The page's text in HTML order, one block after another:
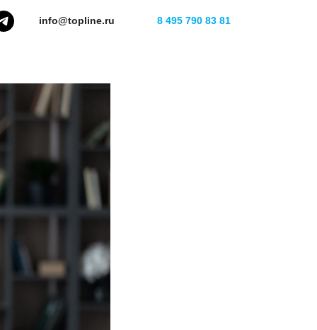
info@topline.ru 8 495 790 83 81